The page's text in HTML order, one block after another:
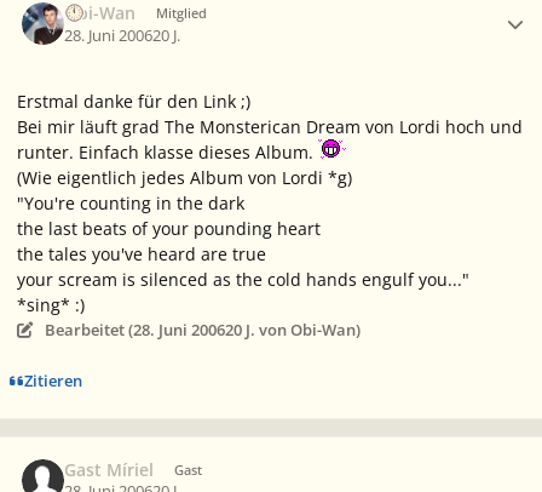
Obi-Wan Mitglied
28. Juni 200620 J.
Erstmal danke für den Link ;)
Bei mir läuft grad The Monsterican Dream von Lordi hoch und
runter. Einfach klasse dieses Album.
(Wie eigentlich jedes Album von Lordi *g)
"You're counting in the dark
the last beats of your pounding heart
the tales you've heard are true
your scream is silenced as the cold hands engulf you..."
*sing* :)
Bearbeitet (28. Juni 200620 J. von Obi-Wan)
Zitieren
Gast Míriel Gast